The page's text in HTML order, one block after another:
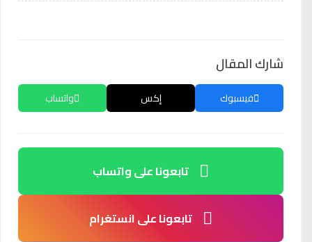
شارك المقال
فيسبوك إكس واتساب
تابعونا على واتساب
تابعونا على انستغرام